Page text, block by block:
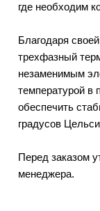
где необходим
Благодаря
трехфазный
незаменимым
температурой в
обеспечить
градусов
Перед заказом
менеджера.